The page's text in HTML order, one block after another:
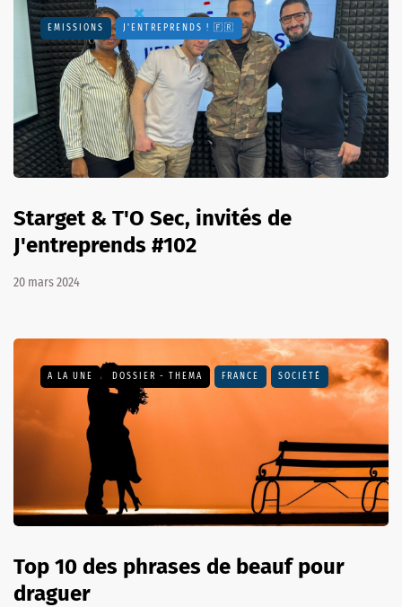
EMISSIONS J'ENTREPRENDS ! 🇫🇷
Starget & T'O Sec, invités de
J'entreprends #102
20 mars 2024
A LA UNE DOSSIER - THEMA FRANCE SOCIÉTÉ
Top 10 des phrases de beauf pour
draguer